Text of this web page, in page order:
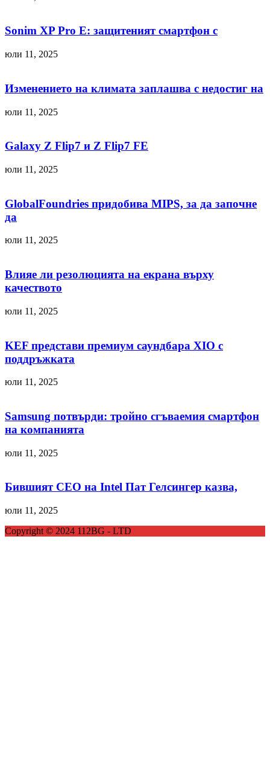
Sonim XP Pro E: защитеният смартфон с
юли 11, 2025
Изменението на климата заплашва с недостиг на
юли 11, 2025
Galaxy Z Flip7 и Z Flip7 FE
юли 11, 2025
GlobalFoundries придобива MIPS, за да започне
да
юли 11, 2025
Влияе ли резолюцията на екрана върху
качеството
юли 11, 2025
KEF представи премиум саундбара XIO с
поддръжката
юли 11, 2025
Samsung потвърди: тройно сгъваемия смартфон
на компанията
юли 11, 2025
Бившият CEO на Intel Пат Гелсингер казва,
юли 11, 2025
Copyright © 2024 112BG - LTD